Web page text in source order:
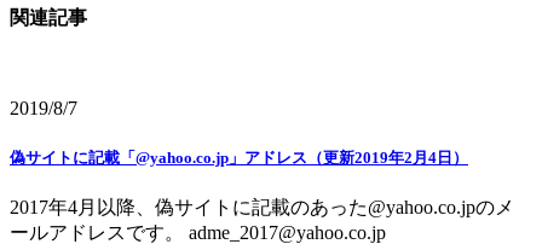
関連記事
2019/8/7
偽サイトに記載「@yahoo.co.jp」アドレス（更新2019年2月4日）
2017年4月以降、偽サイトに記載のあった@yahoo.co.jpのメ
ールアドレスです。 adme_2017@yahoo.co.jp